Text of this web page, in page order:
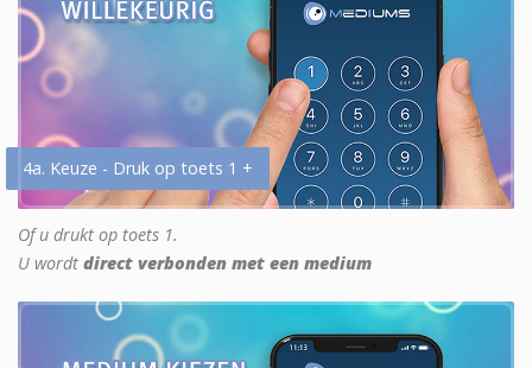
4a. Keuze - Druk op toets 1 +
Of u drukt op toets 1.
U wordt direct verbonden met een medium